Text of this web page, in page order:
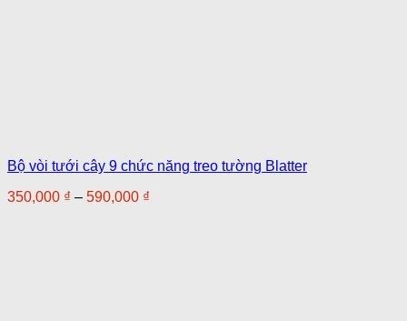
Bộ vòi tưới cây 9 chức năng treo tường Blatter
350,000 ₫ – 590,000 ₫